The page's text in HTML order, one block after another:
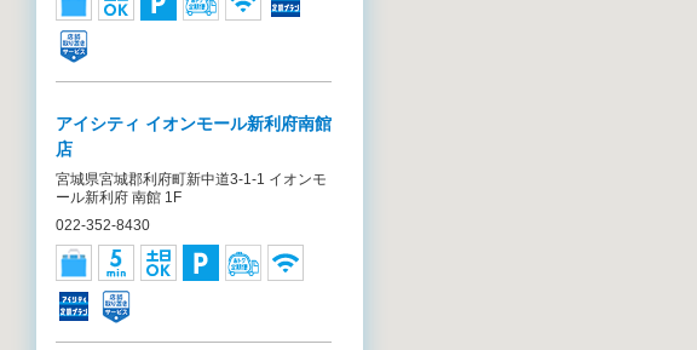
アイシティ イオンモール新利府南館
店
宮城県宮城郡利府町新中道3-1-1 イオンモ
ール新利府 南館 1F
022-352-8430